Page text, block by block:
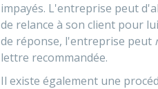
impayés. L'entreprise peut
de relance à son client pour
de réponse, l'entreprise peut
lettre recommandée.
Il existe également une